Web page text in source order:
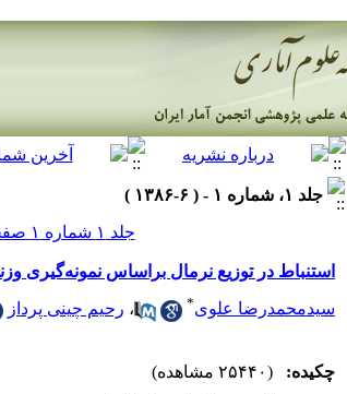
جلد ۱، شماره ۱ - ( ۶-۱۳۸۶ )
جلد ۱ شماره ۱ صفحات ۸۸-۷۳
استنباط در توزیع نرمال براساس نمونه‌گیری
سیدمحمدرضا علوی* ، رحیم چینی پرداز
چکیده:
(۲۵۴۴۰ مشاهده)